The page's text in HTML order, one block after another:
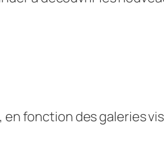
en fonction des galeries